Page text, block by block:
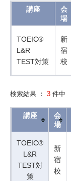
講座
会
場
TOEIC®
L&R
TEST対策
新
宿
校
検索結果 ： 3 件中
講座
会
場
TOEIC®
L&R
TEST対
策
新
宿
校